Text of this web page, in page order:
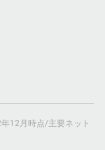
12月時点/主要ネット